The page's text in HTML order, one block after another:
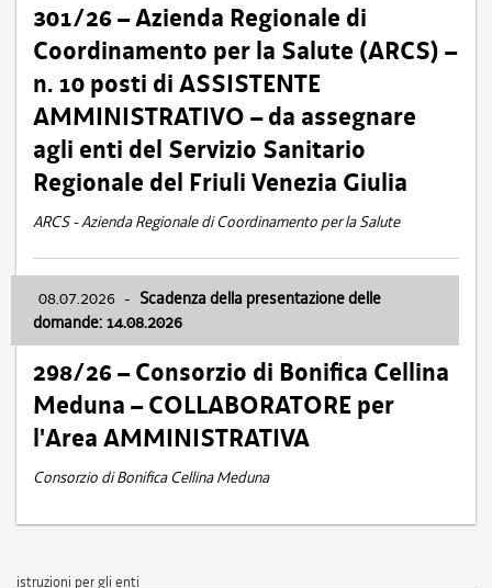
301/26 – Azienda Regionale di
Coordinamento per la Salute (ARCS) –
n. 10 posti di ASSISTENTE
AMMINISTRATIVO – da assegnare
agli enti del Servizio Sanitario
Regionale del Friuli Venezia Giulia
ARCS - Azienda Regionale di Coordinamento per la Salute
08.07.2026 - Scadenza della presentazione delle
domande: 14.08.2026
298/26 – Consorzio di Bonifica Cellina
Meduna – COLLABORATORE per
l'Area AMMINISTRATIVA
Consorzio di Bonifica Cellina Meduna
istruzioni per gli enti